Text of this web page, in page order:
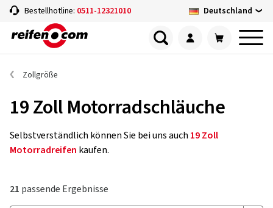
Bestellhotline: 0511-12321010 Deutschland
Zollgröße
19 Zoll Motorradschläuche
Selbstverständlich können Sie bei uns auch 19 Zoll
Motorradreifen kaufen.
21 passende Ergebnisse